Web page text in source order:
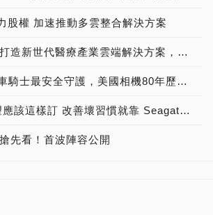
股權 加速推動多雲整合解決方案
AWS助力商之器打造新世代醫療產業雲端解決方案，從AI助力打造心電圖AI模型，到Local Zone成就安全合規的醫療用戶體驗
專屬 Gogoro 機車騎士最安全守護，美國相機80年歷史品牌 寶麗萊MS280WG「蜂鷹」雙鏡機車行車記錄器，專為 Gogoro 車系所開發 業界No.1行車畫面清晰又艷麗
2023 新年新希望應該這樣訂 改善壞習慣就靠 Seagate！
先看！首波陣容公開